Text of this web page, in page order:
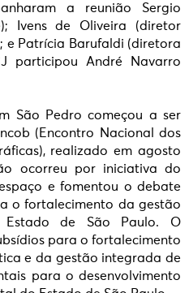
a reunião Sergio
Ivens de Oliveira (diretor
e Patrícia Barufaldi (diretora
participou André Navarro
São Pedro começou a ser
(Encontro Nacional dos
realizado em agosto
ocorreu por iniciativa do
e fomentou o debate
o fortalecimento da gestão
Estado de São Paulo. O
para o fortalecimento
e da gestão integrada de
para o desenvolvimento